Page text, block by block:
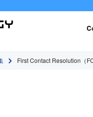
First Contact Resolution（